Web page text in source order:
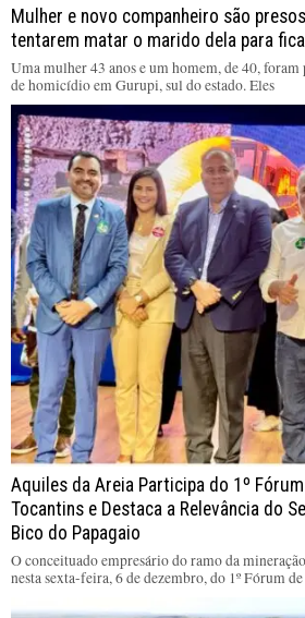
Mulher e novo companheiro são
tentarem matar o marido dela para
Uma mulher 43 anos e um homem, de 40, foram
de homicídio em Gurupi, sul do estado. Eles
Aquiles da Areia Participa do 1º
Tocantins e Destaca a Relevância do
Bico do Papagaio
O conceituado empresário do ramo da
nesta sexta-feira, 6 de dezembro, do 1º Fórum